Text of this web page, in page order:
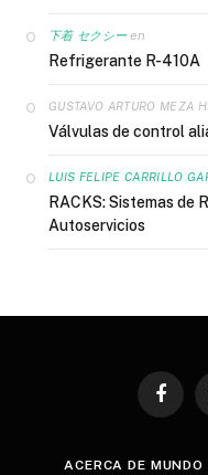
下着 セクシー en
Refrigerante R-410A
GUSTAVO ARTURO MEZA
Válvulas de control
LUIS FELIPE CARRILLO
RACKS: Sistemas de
Autoservicios
ACERCA DE MUNDO